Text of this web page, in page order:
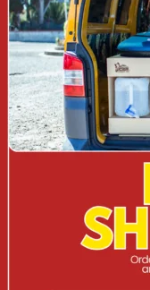
CAMPERBOX
KOMBI/ST
SUV
TERENOWE/
VAN
MOBILNA
Nie